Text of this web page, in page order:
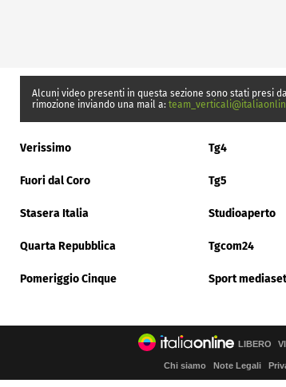
Alcuni video presenti in questa sezione sono stati presi
rimozione inviando una mail a:
Verissimo Tg4
Fuori dal Coro Tg5
Stasera Italia Studioaperto
Quarta Repubblica Tgcom24
Pomeriggio Cinque Sport mediaset
LIBERO
Chi siamo Note Legali